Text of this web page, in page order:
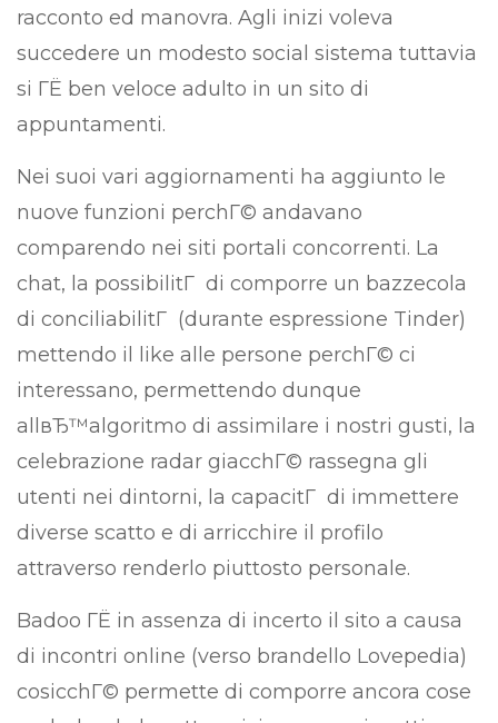
racconto ed manovra. Agli inizi voleva
succedere un modesto social sistema tuttavia
si ГЁ ben veloce adulto in un sito di
appuntamenti.
Nei suoi vari aggiornamenti ha aggiunto le
nuove funzioni perchГ© andavano
comparendo nei siti portali concorrenti. La
chat, la possibilitГ di comporre un bazzecola
di conciliabilitГ (durante espressione Tinder)
mettendo il like alle persone perchГ© ci
interessano, permettendo dunque
allвЂ™algoritmo di assimilare i nostri gusti, la
celebrazione radar giacchГ© rassegna gli
utenti nei dintorni, la capacitГ di immettere
diverse scatto e di arricchire il profilo
attraverso renderlo piuttosto personale.
Badoo ГЁ in assenza di incerto il sito a causa
di incontri online (verso brandello Lovepedia)
cosicchГ© permette di comporre ancora cose